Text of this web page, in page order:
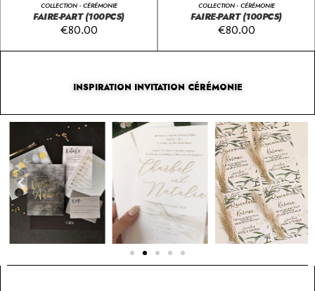
COLLECTION - CÉRÉMONIE
FAIRE-PART (100PCS)
€80.00
COLLECTION - CÉRÉMONIE
FAIRE-PART (100PCS)
€80.00
INSPIRATION INVITATION CÉRÉMONIE